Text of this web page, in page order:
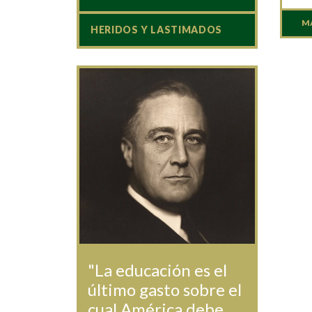
HERIDOS Y LASTIMADOS
"La educación es el
último gasto sobre el